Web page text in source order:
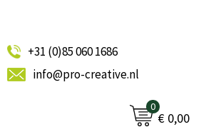
+31 (0)85 060 1686
info@pro-creative.nl
0
€ 0,00